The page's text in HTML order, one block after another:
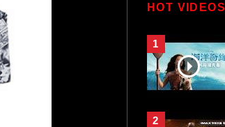
HOT VIDEOS
1
2